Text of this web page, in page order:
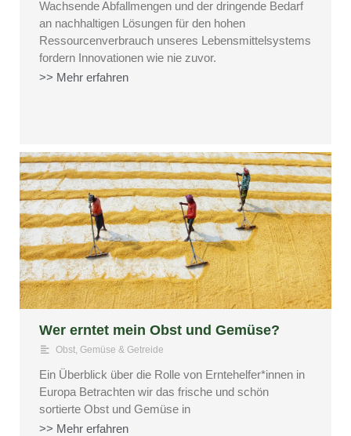
Wachsende Abfallmengen und der dringende Bedarf
an nachhaltigen Lösungen für den hohen
Ressourcenverbrauch unseres Lebensmittelsystems
fordern Innovationen wie nie zuvor.
>> Mehr erfahren
Wer erntet mein Obst und Gemüse?
Obst, Gemüse & Getreide
Ein Überblick über die Rolle von Erntehelfer*innen in
Europa Betrachten wir das frische und schön
sortierte Obst und Gemüse in
>> Mehr erfahren